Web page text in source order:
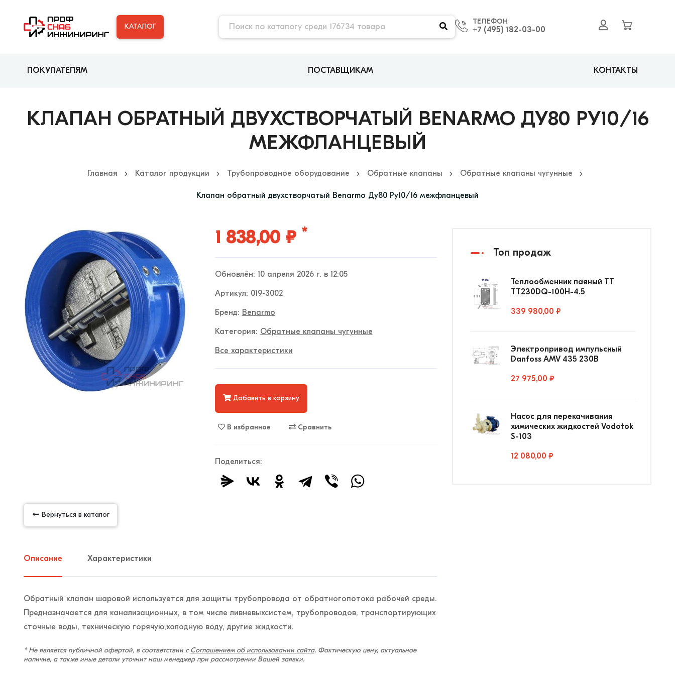
КАТАЛОГ
ТЕЛЕФОН
+7 (495) 182-03-00
ПОКУПАТЕЛЯМ ПОСТАВЩИКАМ КОНТАКТЫ
Главная Каталог продукции Трубопроводное оборудование Обратные клапаны Обратные клапаны чугунные
Клапан обратный двухстворчатый Benarmo Ду80 Ру10/16 межфланцевый
КЛАПАН ОБРАТНЫЙ ДВУХСТВОРЧАТЫЙ BENARMO ДУ80 РУ10/16
МЕЖФЛАНЦЕВЫЙ
1 838,00 ₽ *
Обновлён: 10 апреля 2026 г. в 12:05
Артикул: 019-3002
Бренд: Benarmo
Категория: Обратные клапаны чугунные
Все характеристики
Добавить в корзину
В избранное Сравнить
Поделиться:
Вернуться в каталог
Описание Характеристики
Обратный клапан шаровой используется для защиты трубопровода от обратногопотока рабочей среды.
Предназначается для канализационных, в том числе ливневыхсистем, трубопроводов, транспортирующих
сточные воды, техническую горячую,холодную воду, другие жидкости.
* Не является публичной офертой, в соответствии с Соглашением об использовании сайта. Фактическую цену, актуальное
наличие, а также иные детали уточнит наш менеджер при рассмотрении Вашей заявки.
Топ продаж
Теплообменник паяный ТТ
ТТ230DQ-100Н-4.5
339 980,00 ₽
Электропривод импульсный
Danfoss AMV 435 230В
27 975,00 ₽
Насос для перекачивания
химических жидкостей Vodotok
S-103
12 080,00 ₽